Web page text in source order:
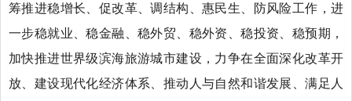
筹推进稳增长、促改革、调结构、惠民生、防风险工作，进
一步稳就业、稳金融、稳外贸、稳外资、稳投资、稳预期，
加快推进世界级滨海旅游城市建设，力争在全面深化改革开
放、建设现代化经济体系、推动人与自然和谐发展、满足人